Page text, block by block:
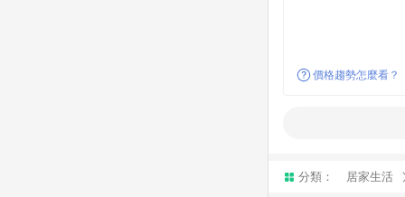
價格趨勢怎麼看？
分類： 居家生活